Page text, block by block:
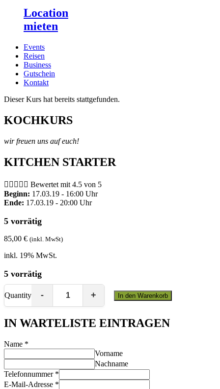
Location
mieten
Events
Reisen
Business
Gutschein
Kontakt
Dieser Kurs hat bereits stattgefunden.
KOCHKURS
wir freuen uns auf euch!
KITCHEN STARTER
     Bewertet mit 4.5 von 5
Beginn: 17.03.19 - 16:00 Uhr
Ende: 17.03.19 - 20:00 Uhr
5 vorrätig
85,00 € (inkl. MwSt)
inkl. 19% MwSt.
5 vorrätig
Quantity In den Warenkorb
IN WARTELISTE EINTRAGEN
Name *
Vorname
Nachname
Telefonnummer *
E-Mail-Adresse *